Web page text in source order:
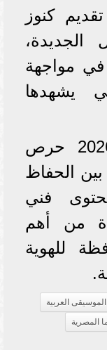
كنوز
الجديدة،
في مواجهة
يشهدها
ويعكس برنامج يونيو 2026 حرص
بين الحفاظ
فني
من أهم
للهوية
الموسيقى العربية
المصرية